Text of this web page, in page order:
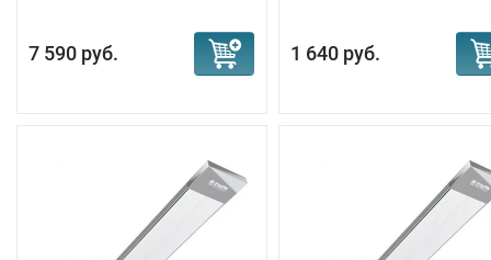
7 590 руб. 1 640 руб.